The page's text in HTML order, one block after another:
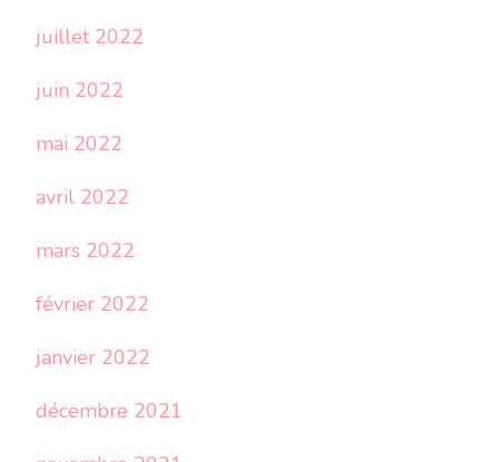
juillet 2022
juin 2022
mai 2022
avril 2022
mars 2022
février 2022
janvier 2022
décembre 2021